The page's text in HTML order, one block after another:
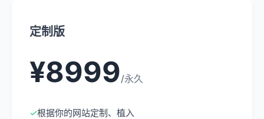
定制版
¥8999/永久
✓根据你的网站定制、植入